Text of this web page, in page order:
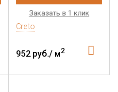
Заказать в 1 клик
Creto
952 руб./ м2